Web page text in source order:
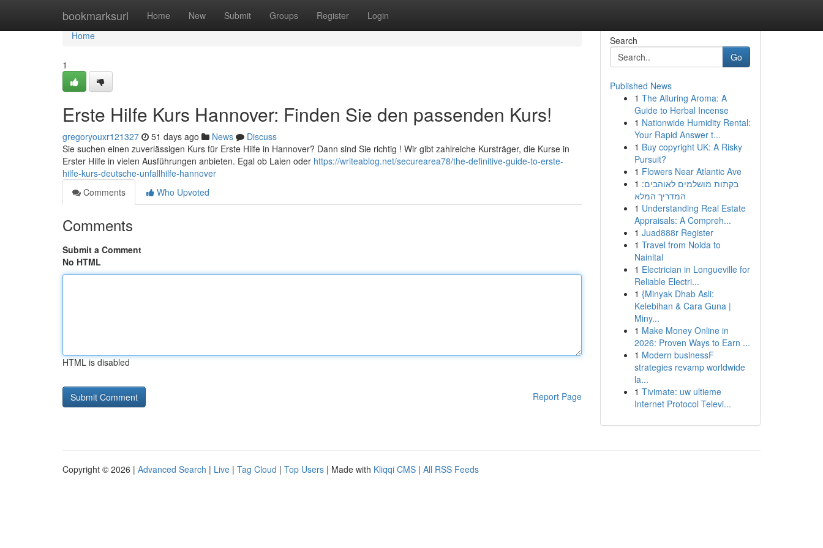
bookmarksurl Home New Submit Groups Register Login
Home
Home
1
Erste Hilfe Kurs Hannover: Finden Sie den passenden Kurs!
gregoryouxr121327 51 days ago News
Discuss
Sie suchen einen zuverlässigen Kurs für Erste Hilfe in Hannover? Dann sind Sie richtig ! Wir gibt zahlreiche Kursträger, die Kurse in
Erster Hilfe in vielen Ausführungen anbieten. Egal ob Laien oder https://writeablog.net/securearea78/the-definitive-guide-to-erste-
hilfe-kurs-deutsche-unfallhilfe-hannover
Comments
Who Upvoted
Comments
Submit a Comment
No HTML
HTML is disabled
Report Page
Search
Go
Published News
1 The Alluring Aroma: A
Guide to Herbal Incense
1 Nationwide Humidity Rental:
Your Rapid Answer t...
1 Buy copyright UK: A Risky
Pursuit?
1 Flowers Near Atlantic Ave
1 בקתות מושלמים לאוהבים:
המדריך המלא
1 Understanding Real Estate
Appraisals: A Compreh...
1 Juad888r Register
1 Travel from Noida to
Nainital
1 Electrician in Longueville for
Reliable Electri...
1 {Minyak Dhab Asli:
Kelebihan & Cara Guna |
Miny...
1 Make Money Online in
2026: Proven Ways to Earn ...
1 Modern businessF
strategies revamp worldwide
la...
1 Tivimate: uw ultieme
Internet Protocol Televi...
Copyright © 2026 | Advanced Search | Live | Tag Cloud | Top Users | Made with Kliqqi CMS | All RSS Feeds